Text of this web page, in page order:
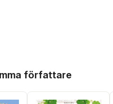
författare